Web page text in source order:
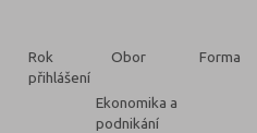
Rok
přihlášení
Obor Forma
Ekonomika a
podnikání